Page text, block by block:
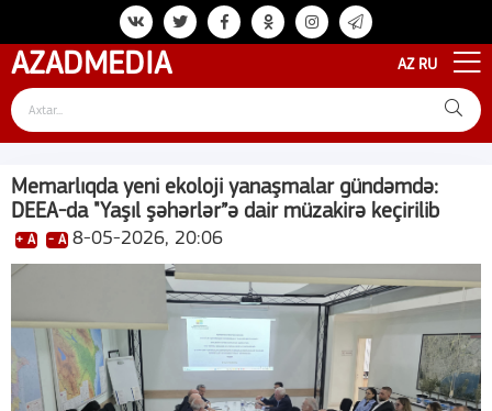
AZADMEDIA AZ RU
Memarlıqda yeni ekoloji yanaşmalar gündəmdə:
DEEA-da "Yaşıl şəhərlər”ə dair müzakirə keçirilib
+ A - A 8-05-2026, 20:06